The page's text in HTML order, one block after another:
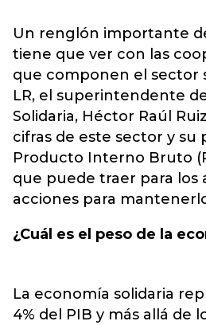
Un renglón importante
tiene que ver con las
que componen el sector
LR, el superintendente
Solidaria, Héctor Raúl
cifras de este sector y su
Producto Interno Bruto
que puede traer para los
acciones para
¿Cuál es el peso de la
La economía solidaria
4% del PIB y más allá de